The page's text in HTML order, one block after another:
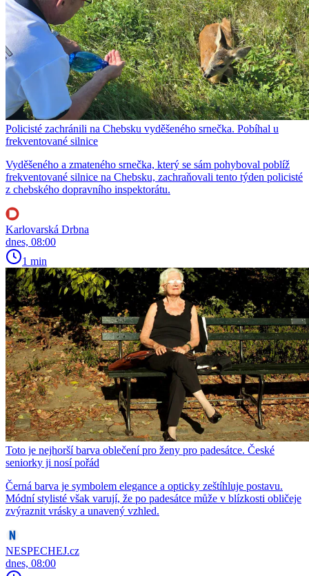
Policisté zachránili na Chebsku vyděšeného srnečka. Pobíhal u
frekventované silnice
Vyděšeného a zmateného srnečka, který se sám pohyboval poblíž
frekventované silnice na Chebsku, zachraňovali tento týden policisté
z chebského dopravního inspektorátu.
Karlovarská Drbna
dnes, 08:00
1 min
Toto je nejhorší barva oblečení pro ženy pro padesátce. České
seniorky ji nosí pořád
Černá barva je symbolem elegance a opticky zeštíhluje postavu.
Módní stylisté však varují, že po padesátce může v blízkosti obličeje
zvýraznit vrásky a unavený vzhled.
NESPECHEJ.cz
dnes, 08:00